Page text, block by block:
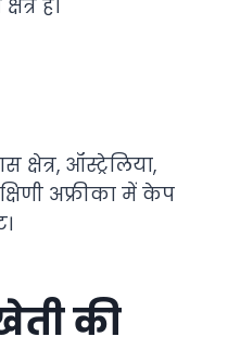
है।
क्षेत्र, ऑस्ट्रेलिया,
अफ्रीका में केप
की